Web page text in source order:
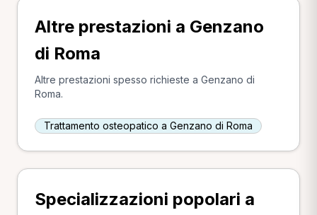
Altre prestazioni a Genzano
di Roma
Altre prestazioni spesso richieste a Genzano di
Roma.
Trattamento osteopatico a Genzano di Roma
Specializzazioni popolari a